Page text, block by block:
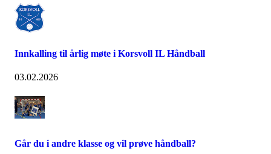
Innkalling til årlig møte i Korsvoll IL Håndball
03.02.2026
Går du i andre klasse og vil prøve håndball?